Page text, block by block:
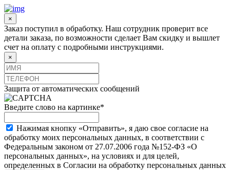
×
Заказ поступил в обработку. Наш сотрудник проверит все
детали заказа, по возможности сделает Вам скидку и вышлет
счет на оплату с подробными инструкциями.
×
Защита от автоматических сообщений
Введите слово на картинке*
Нажимая кнопку «Отправить», я даю свое согласие на
обработку моих персональных данных, в соответствии с
Федеральным законом от 27.07.2006 года №152-ФЗ «О
персональных данных», на условиях и для целей,
определенных в Согласии на обработку персональных данных